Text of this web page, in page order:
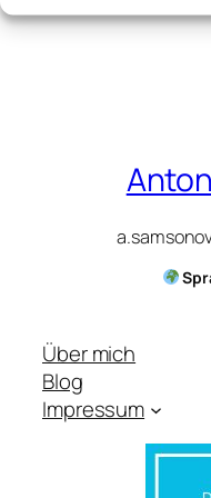
Über mich
Blog
Impressum